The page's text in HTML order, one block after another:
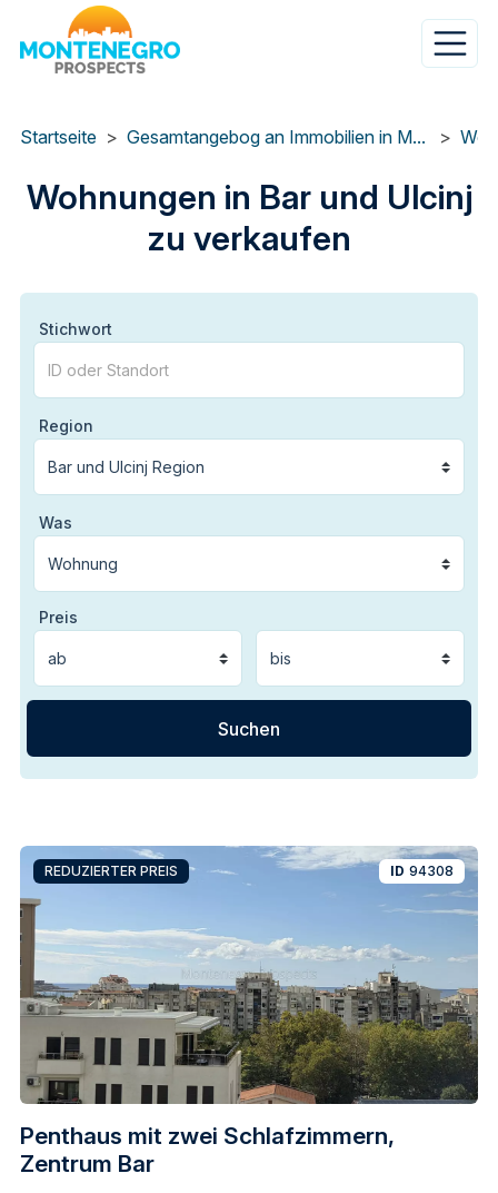
zum
Startseite Gesamtangebog an Immobilien in Montenegro
Wohnungen in Bar und Ulcinj
zu verkaufen
Stichwort
Region
Was
Preis
Penthaus mit zwei Schlafzimmern,
Zentrum Bar
REDUZIERTER PREIS ID 94308